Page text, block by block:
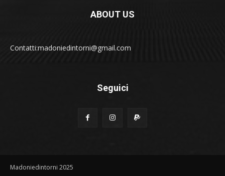
ABOUT US
Contatti:madoniedintorni@gmail.com
Seguici
Madoniedintorni 2025